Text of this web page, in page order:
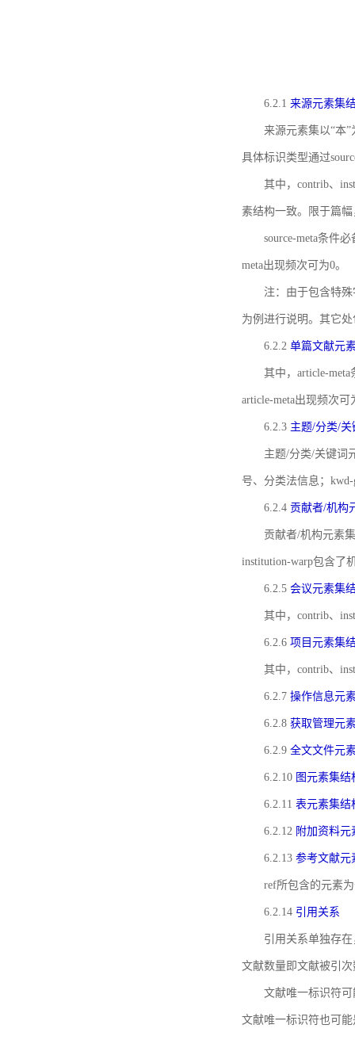
6.2.1 来源元素集
来源元素集以“本
具体标识类型通过
其中，contrib、
素结构一致。限于篇
source-meta条件
meta出现频次可为0。
注：由于包含特殊
为例进行说明。其它
6.2.2 单篇文献元
其中，article-
article-meta出现频次可
6.2.3 主题/分类/
主题/分类/关键词
号、分类法信息；
6.2.4 贡献者/机构
贡献者/机构元素
institution-warp包含了
6.2.5 会议元素集
其中，contrib、
6.2.6 项目元素集
其中，contrib、
6.2.7 操作信息元
6.2.8 获取管理元
6.2.9 全文文件元
6.2.10 图元素集结
6.2.11 表元素集结
6.2.12 附加资料元
6.2.13 参考文献元
ref所包含的元素
6.2.14 引用关系
引用关系单独存
文献数量即文献被引
文献唯一标识符
文献唯一标识符也可